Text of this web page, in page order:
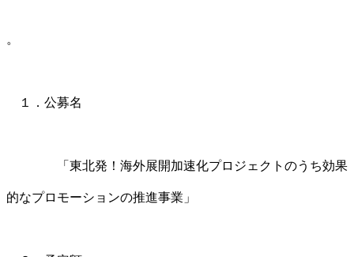
。
１．公募名
「東北発！海外展開加速化プロジェクトのうち効果
的なプロモーションの推進事業」